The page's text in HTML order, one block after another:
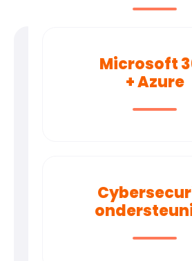
Microsoft
+ Azure